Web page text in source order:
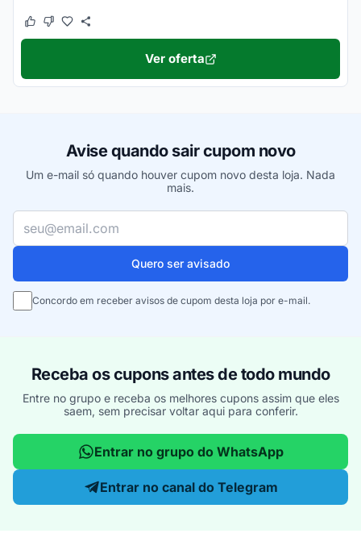
Este cupom funcionou
Este cupom não funcionou
Ver oferta
Avise quando sair cupom novo
Um e-mail só quando houver cupom novo desta loja. Nada
mais.
Quero ser avisado
Concordo em receber avisos de cupom desta loja por e-mail.
Receba os cupons antes de todo mundo
Entre no grupo e receba os melhores cupons assim que eles
saem, sem precisar voltar aqui para conferir.
Entrar no grupo do WhatsApp
Entrar no canal do Telegram